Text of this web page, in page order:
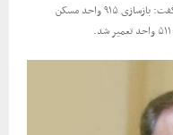
مدیرتامین مسکن و ساختمان کمیته امداد مازندران گفت: بازسازی ۹۱۵ واحد مسکن